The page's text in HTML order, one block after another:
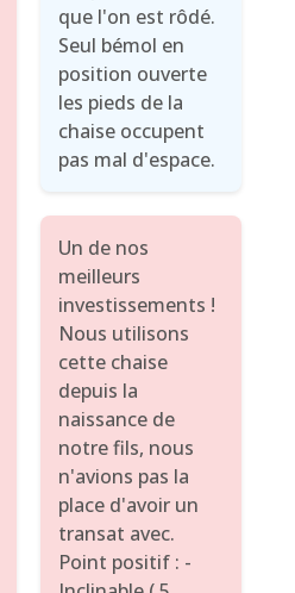
que l'on est rôdé.
Seul bémol en
position ouverte
les pieds de la
chaise occupent
pas mal d'espace.
Un de nos
meilleurs
investissements !
Nous utilisons
cette chaise
depuis la
naissance de
notre fils, nous
n'avions pas la
place d'avoir un
transat avec.
Point positif : -